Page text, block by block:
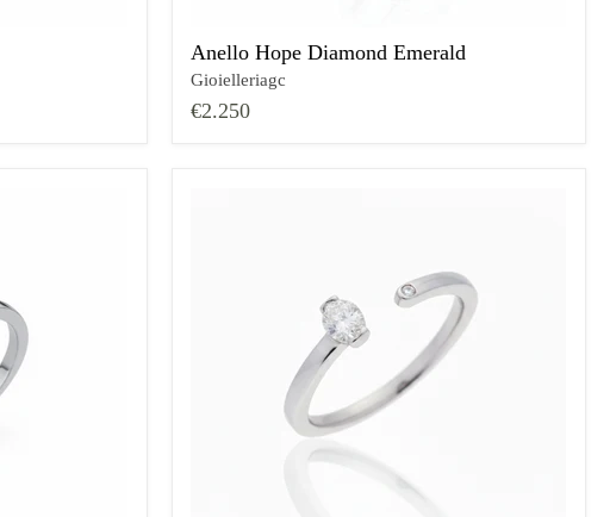
Anello Hope Diamond Emerald
Gioielleriagc
€2.250